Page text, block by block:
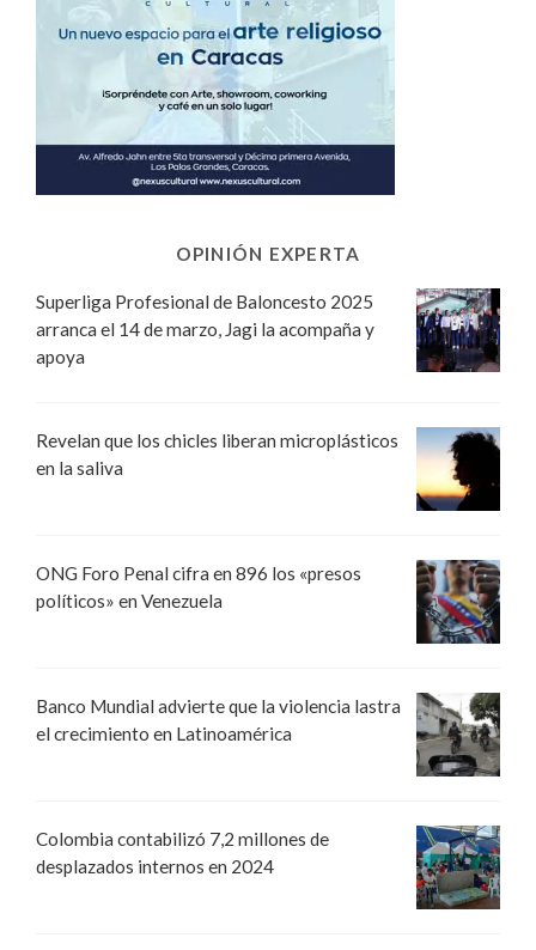
OPINIÓN EXPERTA
Superliga Profesional de Baloncesto 2025
arranca el 14 de marzo, Jagi la acompaña y
apoya
Revelan que los chicles liberan microplásticos
en la saliva
ONG Foro Penal cifra en 896 los «presos
políticos» en Venezuela
Banco Mundial advierte que la violencia lastra
el crecimiento en Latinoamérica
Colombia contabilizó 7,2 millones de
desplazados internos en 2024